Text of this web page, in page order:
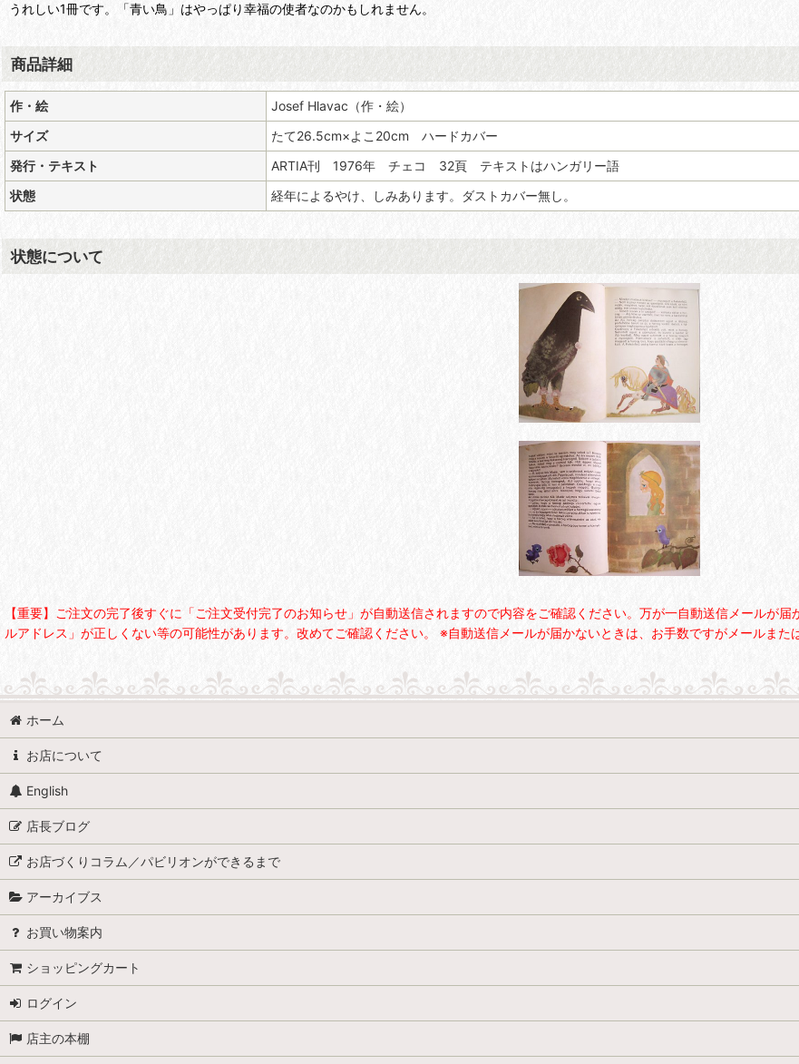
うれしい1冊です。「青い鳥」はやっぱり幸福の使者なのかもしれません。
商品詳細
作・絵
Josef Hlavac（作・絵）
サイズ
たて26.5cm×よこ20cm ハードカバー
発行・テキスト
ARTIA刊 1976年 チェコ 32頁 テキストはハンガリー語
状態
経年によるやけ、しみあります。ダストカバー無し。
状態について
【重要】ご注文の完了後すぐに「ご注文受付完了のお知らせ」が自動送信されますので内容をご確認ください。万が一自動送信メールが
ルアドレス」が正しくない等の可能性があります。改めてご確認ください。 ※自動送信メールが届かないときは、お手数ですがメールまた
ホーム
お店について
English
店長ブログ
お店づくりコラム／パビリオンができるまで
アーカイブス
お買い物案内
ショッピングカート
ログイン
店主の本棚